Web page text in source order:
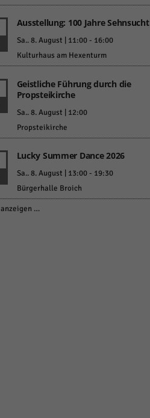
Ausstellung: 100 Jahre Sehnsucht
Sa.. 8. August | 11:00- 16:00
Kulturhaus am Hexenturm
Geistliche Führung durch die
Propsteikirche
Sa.. 8. August | 12:00
Propsteikirche
Lucky Summer Dance 2026
Sa.. 8. August | 13:00- 19:30
Bürgerhalle Broich
…